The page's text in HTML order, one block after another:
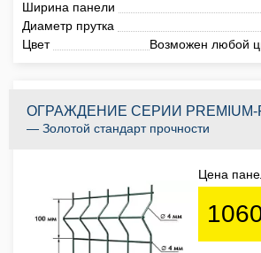
Ширина панели
Диаметр прутка
Цвет
Возможен любой
ОГРАЖДЕНИЕ СЕРИИ PREMIUM-
— Золотой стандарт прочности
Цена